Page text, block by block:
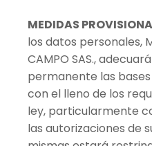
MEDIDAS
los datos personales,
CAMPO SAS.,
permanente las
con el lleno de los
ley, particularmente
las autorizaciones de